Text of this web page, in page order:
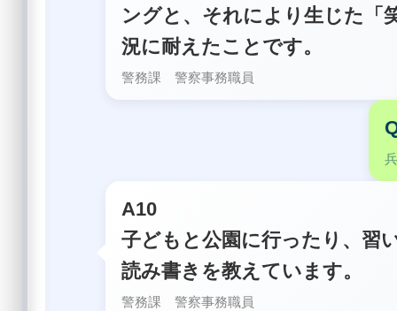
ングと、それにより生じた「
況に耐えたことです。
警務課 警察事務職員
A10
子どもと公園に行ったり、習
読み書きを教えています。
警務課 警察事務職員